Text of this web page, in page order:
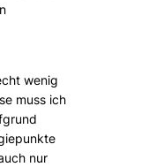
wenig
muss ich
nur